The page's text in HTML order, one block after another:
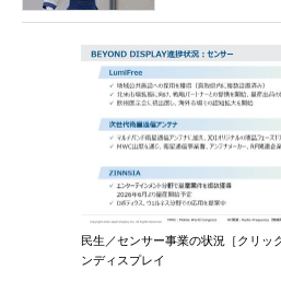
民生／センサー事業の状況［クリッ
ンディスプレイ